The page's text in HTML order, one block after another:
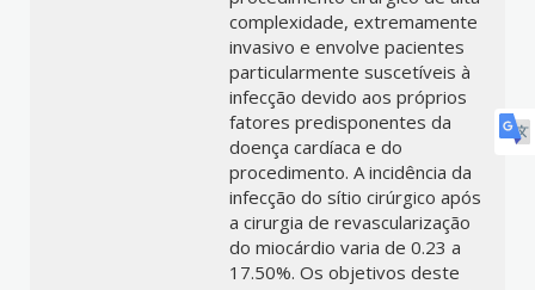
complexidade, extremamente
invasivo e envolve pacientes
particularmente suscetíveis à
infecção devido aos próprios
fatores predisponentes da
doença cardíaca e do
procedimento. A incidência da
infecção do sítio cirúrgico após
a cirurgia de revascularização
do miocárdio varia de 0.23 a
17.50%. Os objetivos deste